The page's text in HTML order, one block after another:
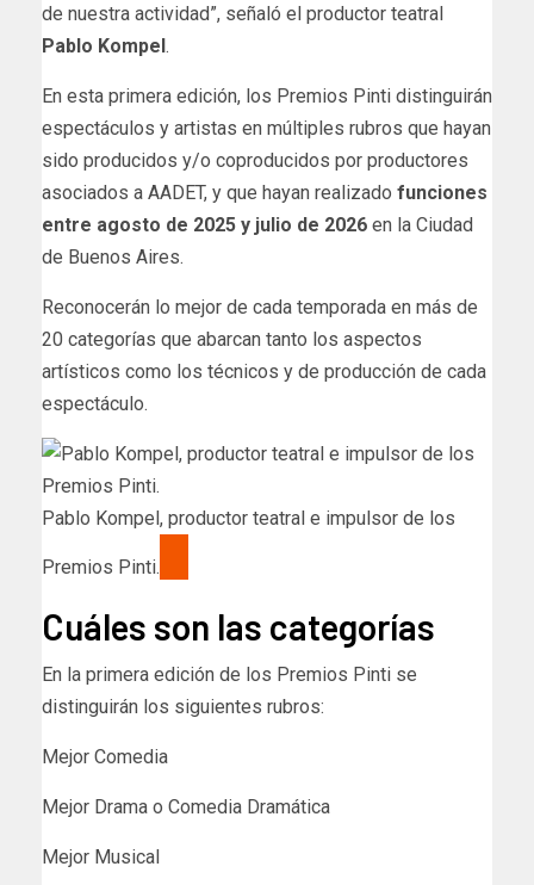
de nuestra actividad”, señaló el productor teatral
Pablo Kompel.
En esta primera edición, los Premios Pinti distinguirán
espectáculos y artistas en múltiples rubros que hayan
sido producidos y/o coproducidos por productores
asociados a AADET, y que hayan realizado funciones
entre agosto de 2025 y julio de 2026 en la Ciudad
de Buenos Aires.
Reconocerán lo mejor de cada temporada en más de
20 categorías que abarcan tanto los aspectos
artísticos como los técnicos y de producción de cada
espectáculo.
Pablo Kompel, productor teatral e impulsor de los
Premios Pinti.
Cuáles son las categorías
En la primera edición de los Premios Pinti se
distinguirán los siguientes rubros:
Mejor Comedia
Mejor Drama o Comedia Dramática
Mejor Musical